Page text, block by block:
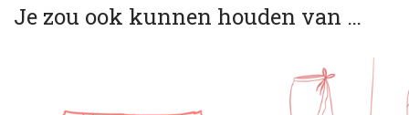
Je zou ook kunnen houden van …